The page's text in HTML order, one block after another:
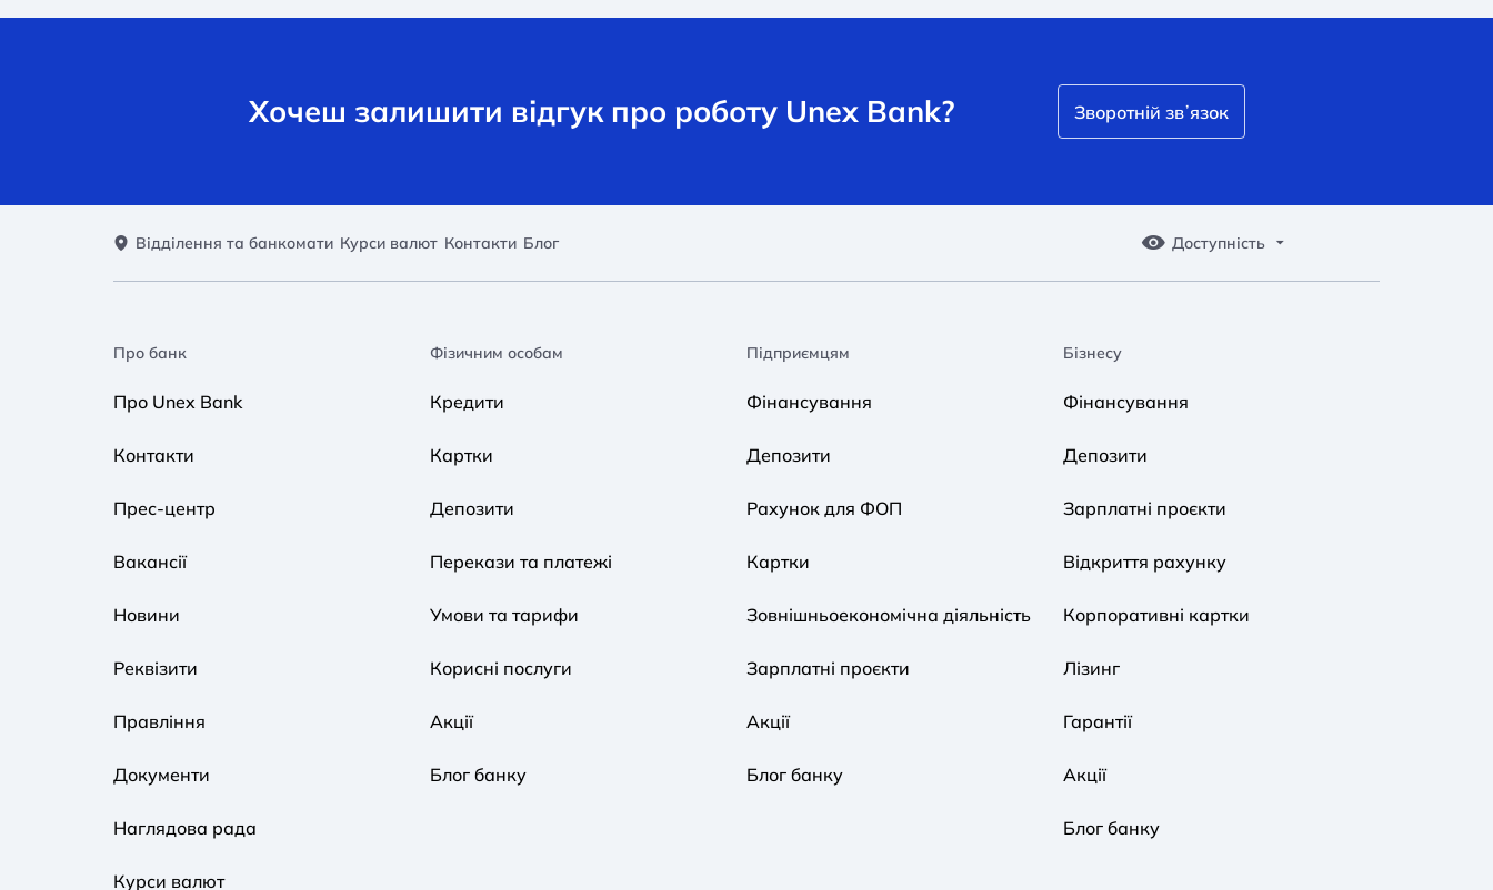
Хочеш залишити відгук про роботу Unex Bank? Зворотній звʼязок
Відділення та банкомати Курси валют Контакти Блог Доступність
Звичайний Середній
A A A A
Про банк
Про Unex Bank
Контакти
Прес-центр
Вакансії
Новини
Реквізити
Правління
Документи
Наглядова рада
Курси валют
Фізичним особам
Кредити
Картки
Депозити
Перекази та платежі
Умови та тарифи
Корисні послуги
Акції
Блог банку
Підприємцям
Фінансування
Депозити
Рахунок для ФОП
Картки
Зовнішньоекономічна діяльність
Зарплатні проєкти
Акції
Блог банку
Бізнесу
Фінансування
Депозити
Зарплатні проєкти
Відкриття рахунку
Корпоративні картки
Лізинг
Гарантії
Акції
Блог банку